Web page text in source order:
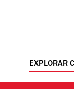
EXPLORAR